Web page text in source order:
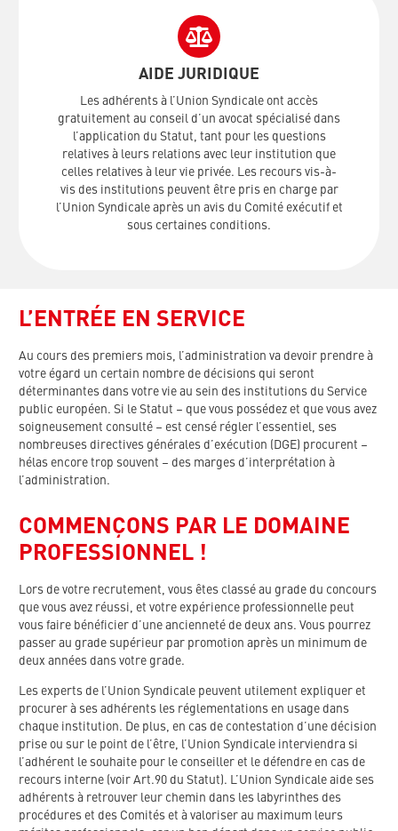
AIDE JURIDIQUE
Les adhérents à l’Union Syndicale ont accès
gratuitement au conseil d’un avocat spécialisé dans
l’application du Statut, tant pour les questions
relatives à leurs relations avec leur institution que
celles relatives à leur vie privée. Les recours vis-à-
vis des institutions peuvent être pris en charge par
l’Union Syndicale après un avis du Comité exécutif et
sous certaines conditions.
L’ENTRÉE EN SERVICE
Au cours des premiers mois, l’administration va devoir prendre à
votre égard un certain nombre de décisions qui seront
déterminantes dans votre vie au sein des institutions du Service
public européen. Si le Statut – que vous possédez et que vous avez
soigneusement consulté – est censé régler l’essentiel, ses
nombreuses directives générales d’exécution (DGE) procurent –
hélas encore trop souvent – des marges d’interprétation à
l’administration.
COMMENÇONS PAR LE DOMAINE
PROFESSIONNEL !
Lors de votre recrutement, vous êtes classé au grade du concours
que vous avez réussi, et votre expérience professionnelle peut
vous faire bénéficier d’une ancienneté de deux ans. Vous pourrez
passer au grade supérieur par promotion après un minimum de
deux années dans votre grade.
Les experts de l’Union Syndicale peuvent utilement expliquer et
procurer à ses adhérents les réglementations en usage dans
chaque institution. De plus, en cas de contestation d’une décision
prise ou sur le point de l’être, l’Union Syndicale interviendra si
l’adhérent le souhaite pour le conseiller et le défendre en cas de
recours interne (voir Art.90 du Statut). L’Union Syndicale aide ses
adhérents à retrouver leur chemin dans les labyrinthes des
procédures et des Comités et à valoriser au maximum leurs